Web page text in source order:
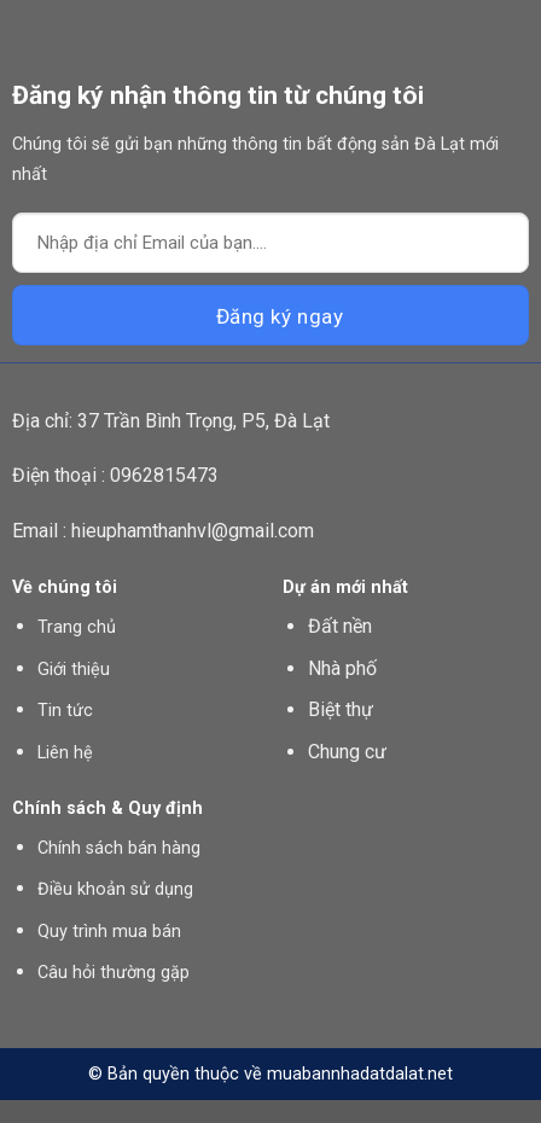
Đăng ký nhận thông tin từ chúng tôi
Chúng tôi sẽ gửi bạn những thông tin bất động sản Đà Lạt mới
nhất
Địa chỉ: 37 Trần Bình Trọng, P5, Đà Lạt
Điện thoại : 0962815473
Email : hieuphamthanhvl@gmail.com
Về chúng tôi
Trang chủ
Giới thiệu
Tin tức
Liên hệ
Dự án mới nhất
Đất nền
Nhà phố
Biệt thự
Chung cư
Chính sách & Quy định
Chính sách bán hàng
Điều khoản sử dụng
Quy trình mua bán
Câu hỏi thường gặp
© Bản quyền thuộc về muabannhadatdalat.net